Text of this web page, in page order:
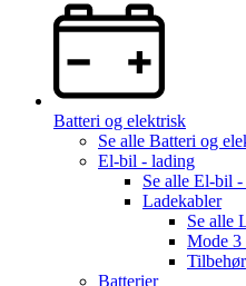
Batteri og elektrisk
Se alle Batteri og
El-bil - lading
Se alle El-bil -
Ladekabler
Se alle
Mode 3
Tilbehør
Batterier